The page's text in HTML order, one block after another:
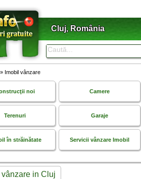
Cluj, România
» Imobil vânzare
noi Camere
Terenuri Garaje
în străinătate Servicii vânzare Imobil
in Cluj